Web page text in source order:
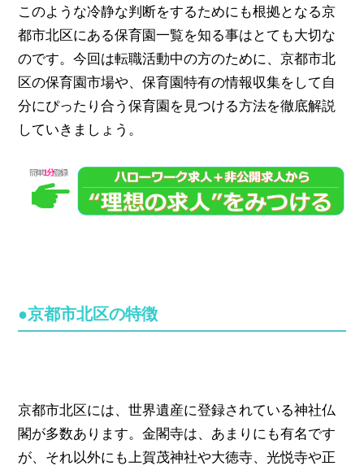
このような冷静な判断をするためにも根拠となる京
都市北区にある保育園一覧を知る事はとても大切な
のです。今回は転職活動中の方のために、京都市北
区の保育園市場や、保育園特有の情報収集をして自
分にぴったり合う保育園を見つける方法を徹底解説
していきましょう。
●京都市北区の特徴
京都市北区には、世界遺産に登録されている神社仏
閣が多数あります。金閣寺は、あまりにも有名です
が、それ以外にも上賀茂神社や大徳寺、光悦寺や正